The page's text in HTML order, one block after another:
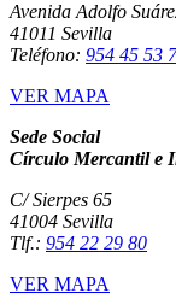
Avenida Adolfo
41011 Sevilla
Teléfono: 954 45 53
VER MAPA
Sede Social
Círculo Mercantil e
C/ Sierpes 65
41004 Sevilla
Tlf.: 954 22 29 80
VER MAPA